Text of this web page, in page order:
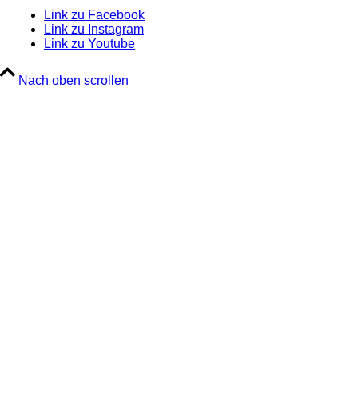
Link zu Facebook
Link zu Instagram
Link zu Youtube
Nach oben scrollen